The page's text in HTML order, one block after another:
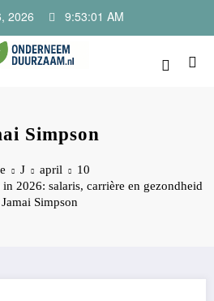
2026 9:53:01 AM
Simpson
J april
10
2026: salaris, carrière en gezondheid
Jamai Simpson